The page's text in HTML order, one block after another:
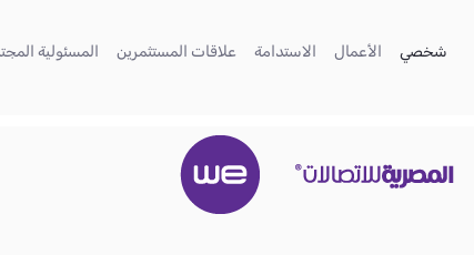
شخصي
الأعمال الاستدامة
(current) علاقات المستثمرين
(current) المسئولية